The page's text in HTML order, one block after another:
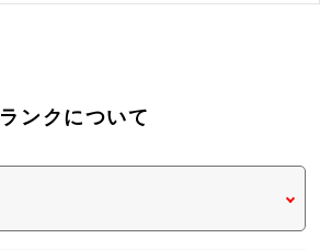
ランクについて